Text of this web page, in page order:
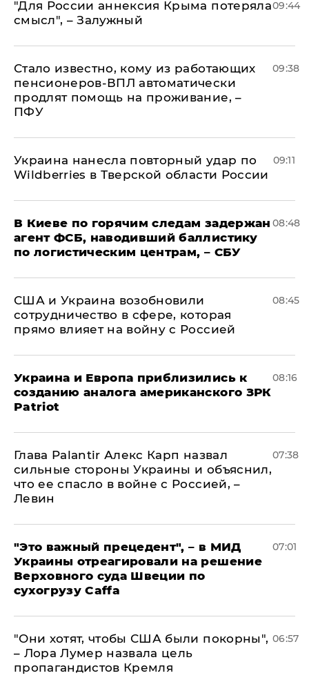
"Для России аннексия Крыма потеряла
смысл", – Залужный
09:44
Стало известно, кому из работающих
пенсионеров-ВПЛ автоматически
продлят помощь на проживание, –
ПФУ
09:38
Украина нанесла повторный удар по
Wildberries в Тверской области России
09:11
В Киеве по горячим следам задержан
агент ФСБ, наводивший баллистику
по логистическим центрам, – СБУ
08:48
США и Украина возобновили
сотрудничество в сфере, которая
прямо влияет на войну с Россией
08:45
Украина и Европа приблизились к
созданию аналога американского ЗРК
Patriot
08:16
Глава Palantir Алекс Карп назвал
сильные стороны Украины и объяснил,
что ее спасло в войне с Россией, –
Левин
07:38
"Это важный прецедент", – в МИД
Украины отреагировали на решение
Верховного суда Швеции по
сухогрузу Caffa
07:01
"Они хотят, чтобы США были покорны",
– Лора Лумер назвала цель
пропагандистов Кремля
06:57